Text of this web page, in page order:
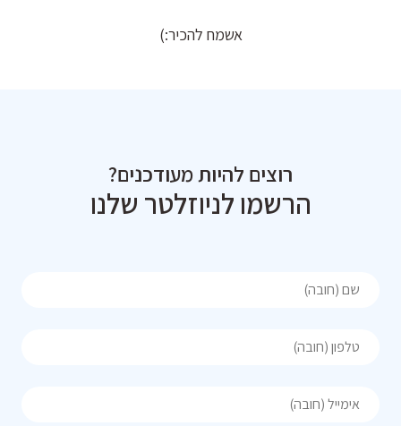
אשמח להכיר:)
רוצים להיות מעודכנים?
הרשמו לניוזלטר שלנו